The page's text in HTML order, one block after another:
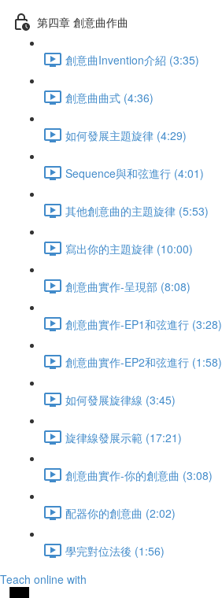
第四章 創意曲作曲
創意曲Invention介紹 (3:35)
創意曲曲式 (4:36)
如何發展主題旋律 (4:29)
Sequence與和弦進行 (4:01)
其他創意曲的主題旋律 (5:53)
寫出你的主題旋律 (10:00)
創意曲實作-呈現部 (8:08)
創意曲實作-EP1和弦進行 (3:28)
創意曲實作-EP2和弦進行 (1:58)
如何發展旋律線 (3:45)
旋律線發展示範 (17:21)
創意曲實作-你的創意曲 (3:08)
配器你的創意曲 (2:02)
學完對位法後 (1:56)
Teach online with